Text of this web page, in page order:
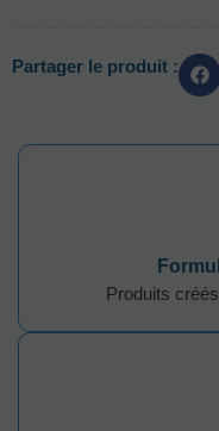
Partager le produit :
Produits